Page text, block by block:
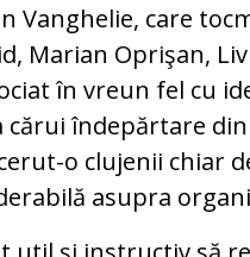
Vanghelie, care
Marian Oprişan,
în vreun fel cu
cărui îndepărtare
o clujenii chiar
asupra